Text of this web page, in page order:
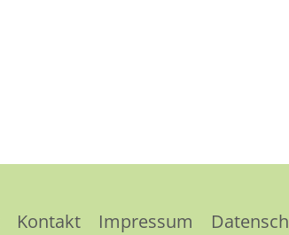
Kontakt Impressum